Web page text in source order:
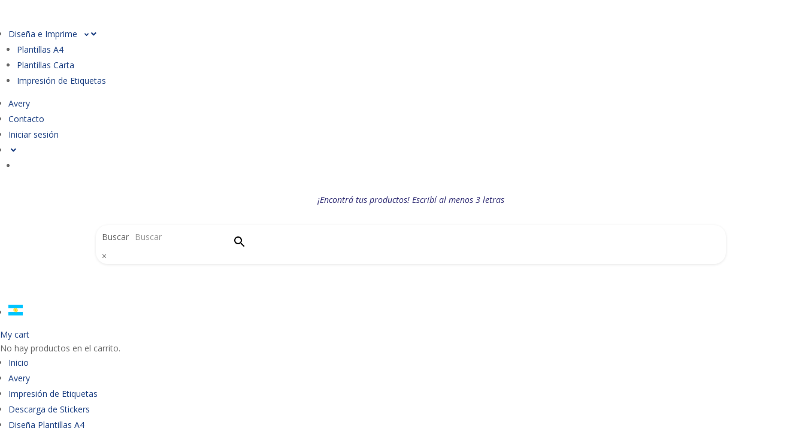
Diseña e Imprime
Plantillas A4
Plantillas Carta
Impresión de Etiquetas
Avery
Contacto
Iniciar sesión
¡Encontrá tus productos! Escribí al menos 3 letras
Buscar
×
My cart
No hay productos en el carrito.
Inicio
Avery
Impresión de Etiquetas
Descarga de Stickers
Diseña Plantillas A4